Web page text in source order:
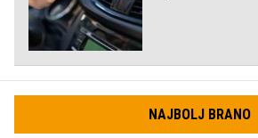
NAJBOLJ BRANO